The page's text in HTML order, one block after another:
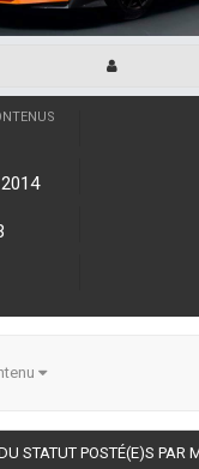
STATUT POSTÉ(E)S PAR